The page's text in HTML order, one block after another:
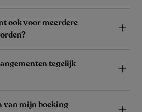
ook voor meerdere
tegelijk
van mijn boeking